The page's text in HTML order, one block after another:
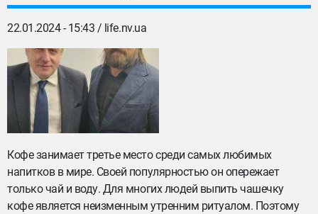
22.01.2024 - 15:43 / life.nv.ua
Кофе занимает третье место среди самых любимых
напитков в мире. Своей популярностью он опережает
только чай и воду. Для многих людей выпить чашечку
кофе является неизменным утренним ритуалом. Поэтому